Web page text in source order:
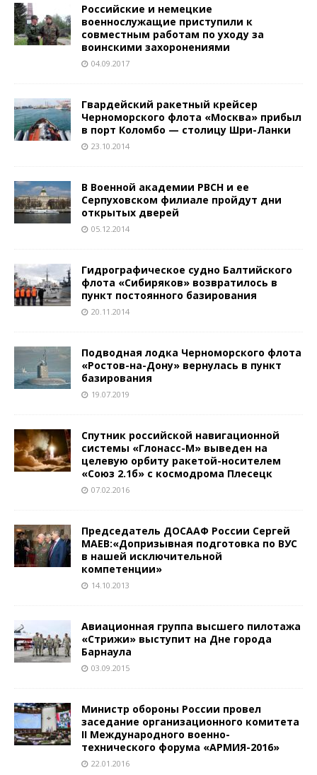
Российские и немецкие
военнослужащие приступили к
совместным работам по уходу за
воинскими захоронениями
04.09.2017
Гвардейский ракетный крейсер
Черноморского флота «Москва» прибыл
в порт Коломбо — столицу Шри-Ланки
23.10.2014
В Военной академии РВСН и ее
Серпуховском филиале пройдут дни
открытых дверей
05.12.2014
Гидрографическое судно Балтийского
флота «Сибиряков» возвратилось в
пункт постоянного базирования
20.11.2014
Подводная лодка Черноморского флота
«Ростов-на-Дону» вернулась в пункт
базирования
19.07.2019
Спутник российской навигационной
системы «Глонасс-М» выведен на
целевую орбиту ракетой-носителем
«Союз 2.1б» с космодрома Плесецк
07.02.2016
Председатель ДОСААФ России Сергей
МАЕВ:«Допризывная подготовка по ВУС
в нашей исключительной
компетенции»
14.10.2013
Авиационная группа высшего пилотажа
«Стрижи» выступит на Дне города
Барнаула
03.09.2015
Министр обороны России провел
заседание организационного комитета
II Международного военно-
технического форума «АРМИЯ-2016»
22.01.2016